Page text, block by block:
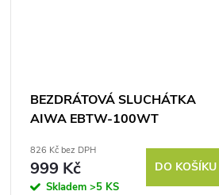
BEZDRÁTOVÁ SLUCHÁTKA
AIWA EBTW-100WT
826 Kč bez DPH
999 Kč
Skladem>5 KS
DO KOŠÍKU